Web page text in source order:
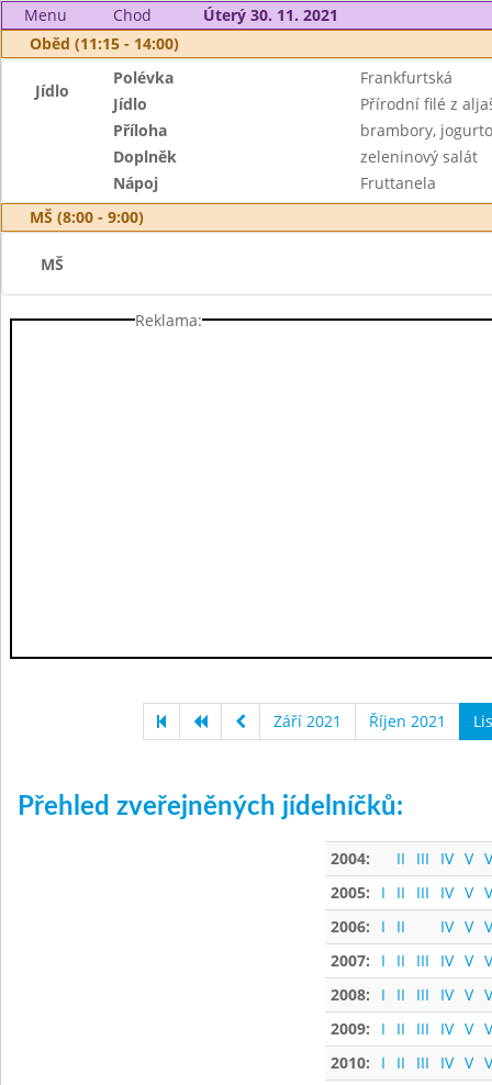
Menu
Chod
Úterý 30. 11. 2021
Oběd (11:15 - 14:00)
Jídlo
Polévka
Frankfurtská
Jídlo
Přírodní filé z
Příloha
brambory,
Doplněk
zeleninový salát
Nápoj
Fruttanela
MŠ (8:00 - 9:00)
MŠ
Reklama:
Září 2021 Říjen 2021
Přehled zveřejněných jídelníčků:
2004: II III IV V
2005:
I II III IV V
2006:
I II IV V
2007:
I II III IV V
2008:
I II III IV V
2009:
I II III IV V
2010:
I II III IV V